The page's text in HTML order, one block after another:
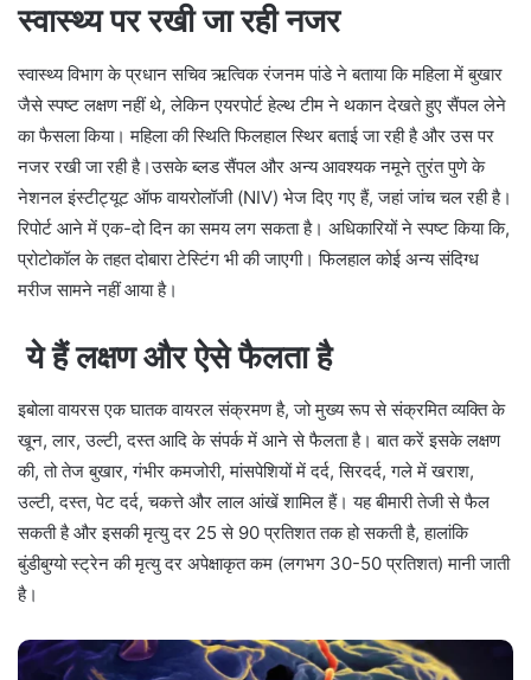
स्वास्थ्य पर रखी जा रही नजर
स्वास्थ्य विभाग के प्रधान सचिव ऋत्विक रंजनम पांडे ने बताया कि महिला में बुखार
जैसे स्पष्ट लक्षण नहीं थे, लेकिन एयरपोर्ट हेल्थ टीम ने थकान देखते हुए सैंपल लेने
का फैसला किया। महिला की स्थिति फिलहाल स्थिर बताई जा रही है और उस पर
नजर रखी जा रही है।उसके ब्लड सैंपल और अन्य आवश्यक नमूने तुरंत पुणे के
नेशनल इंस्टीट्यूट ऑफ वायरोलॉजी (NIV) भेज दिए गए हैं, जहां जांच चल रही है।
रिपोर्ट आने में एक-दो दिन का समय लग सकता है। अधिकारियों ने स्पष्ट किया कि,
प्रोटोकॉल के तहत दोबारा टेस्टिंग भी की जाएगी। फिलहाल कोई अन्य संदिग्ध
मरीज सामने नहीं आया है।
ये हैं लक्षण और ऐसे फैलता है
इबोला वायरस एक घातक वायरल संक्रमण है, जो मुख्य रूप से संक्रमित व्यक्ति के
खून, लार, उल्टी, दस्त आदि के संपर्क में आने से फैलता है। बात करें इसके लक्षण
की, तो तेज बुखार, गंभीर कमजोरी, मांसपेशियों में दर्द, सिरदर्द, गले में खराश,
उल्टी, दस्त, पेट दर्द, चकत्ते और लाल आंखें शामिल हैं। यह बीमारी तेजी से फैल
सकती है और इसकी मृत्यु दर 25 से 90 प्रतिशत तक हो सकती है, हालांकि
बुंडीबुग्यो स्ट्रेन की मृत्यु दर अपेक्षाकृत कम (लगभग 30-50 प्रतिशत) मानी जाती
है।